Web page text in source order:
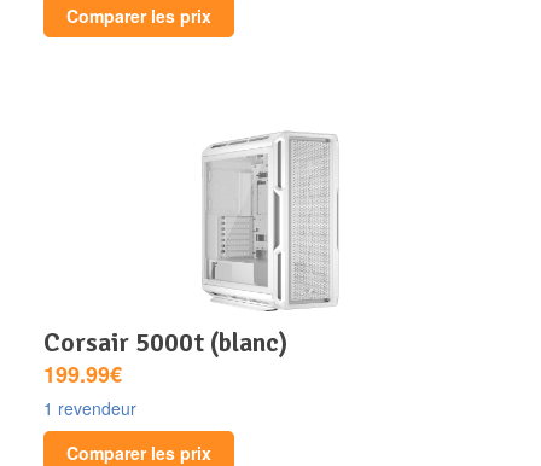
Comparer les prix
corsair 5000t (blanc)
199.99€
1 revendeur
Comparer les prix